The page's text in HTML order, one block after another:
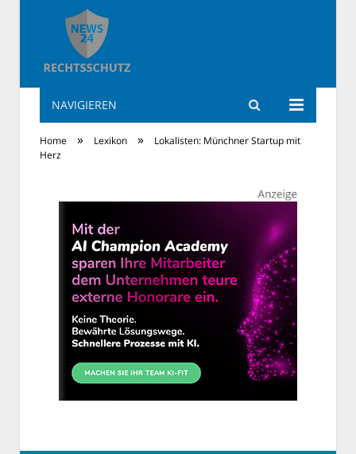
Rechtsschutz News
NAVIGIEREN
Home » Lexikon »
Lokalisten: Münchner Startup mit
Herz